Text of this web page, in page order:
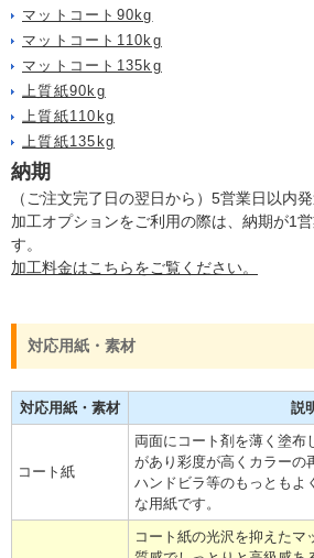
マットコート90kg
マットコート110kg
マットコート135kg
上質紙90kg
上質紙110kg
上質紙135kg
納期
（ご注文完了日の翌日から）5営業日以内
加工オプションをご利用の際は、納期が1
す。
加工料金はこちらをご覧ください。
対応用紙・素材
対応用紙・素材 説
コート紙
両面にコート剤を薄く塗布
があり彩度が高くカラーの
ハンドビラ等のもっともよ
な用紙です。
コート紙の光沢を抑えたマ